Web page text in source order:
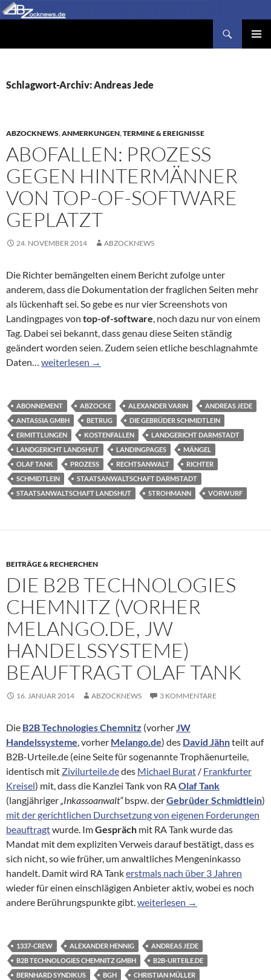
Zum
Inhalt
Schlagwort-Archiv: Andreas Jede
ABZOCKNEWS,ANMERKUNGEN,TERMINE & EREIGNISSE
ABOFALLEN: PROZESS
GEGEN HINTERMÄNNER
VON TOP-OF-SOFTWARE
GEPLATZT
24. NOVEMBER 2014 ABZOCKNEWS
Die Richter bemängelten einem Bericht zufolge unter
anderem, dass die Dokumentation der fraglichen Seiten mehr
als lückenhaft sei. So gebe es nur vier Screenshots von
Landingpages von top-of-software, noch dazu nur von einem
Tag. Dabei sei bekannt, dass genau diese Seiten ständig
geändert worden seien. Zudem seien etliche beschlagnahmte
Daten… Abofallen: Prozess gegen Hintermänner von top-of-
weiterlesen →
ABONNEMENT ABZOCKE ALEXANDER VARIN
ANDREAS JEDE
ANTASSIA GMBH
BETRUG
DIE GEBRÜDER SCHMIDTLEIN
ERMITTLUNGEN
KOSTENFALLEN
LANDGERICHT DARMSTADT
LANDGERICHT LANDSHUT
LANDINGPAGES
MÄNGEL
OLAF TANK
PROZESS RECHTSANWALT
RICHTER
SCHMIDTLEIN
STAATSANWALTSCHAFT DARMSTADT
STAATSANWALTSCHAFT LANDSHUT
STROHMANN VORWURF
BEITRÄGE & RECHERCHEN
DIE B2B TECHNOLOGIES
CHEMNITZ (VORHER
MELANGO.DE, JW
HANDELSSYSTEME)
BEAUFTRAGT OLAF TANK
16. JANUAR 2014 ABZOCKNEWS 3 KOMMENTARE
Die B2B Technologies Chemnitz (vorherJW
Handelssysteme, vorher Melango.de) des David Jähnteilt auf
B2B-Urteile.de (eine Seite für sogenannte Trophäenurteile,
identisch mit Zivilurteile.dedes Michael Burat / Frankfurter
Kreisel) mit, dass die Kanzlei Tank von RAOlaf Tank
(langjähriger„Inkassoanwalt“bspw. derGebrüderSchmidtlein)
mit der gerichtlichen Durchsetzung von eigenen Forderungen
beauftragtwurde. ImGespräch mit RA Tank wurde das
Mandat mit dem expliziten Verweis darauf bestätigt, dass es
sich nicht, so wie früher, um anwaltliches Mengeninkasso
handelt. Damit wird RA Tankerstmals nach über 3 Jahren
wieder für einen einschlägigen Anbieter aktiv, wobei es noch
andere Berührungspunkte gibt.Die B2B Technologies
weiterlesen →
1337-CREW ALEXANDER HENNIG
ANDREAS JEDE
B2B TECHNOLOGIES CHEMNITZ GMBH
B2B-URTEILE.DE
BERNHARD SYNDIKUS
BGH
CHRISTIAN MÜLLER